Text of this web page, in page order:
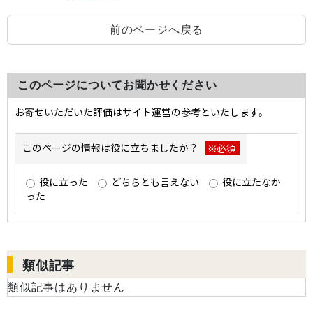
前のページへ戻る
このページについてお聞かせください
類似記事
類似記事はありません